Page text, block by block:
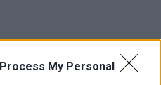
My Personal